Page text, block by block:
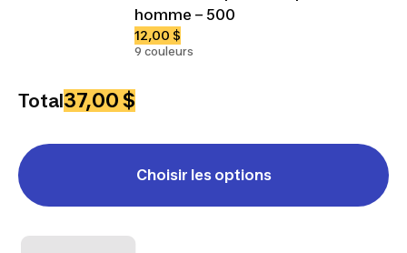
homme – 500
12,00 $
9 couleurs
Total37,00 $
Choisir les options